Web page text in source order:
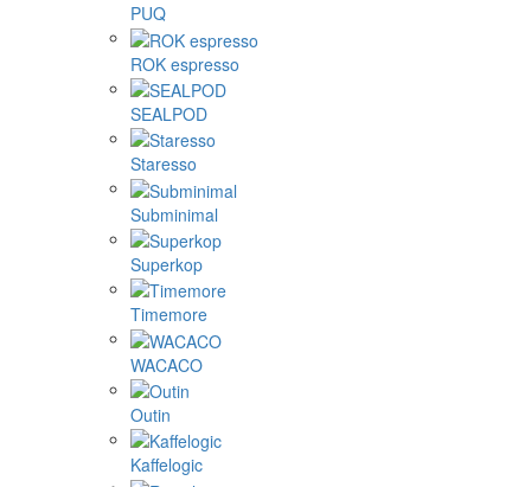
PUQ
ROK espresso
SEALPOD
Staresso
Subminimal
Superkop
Timemore
WACACO
Outin
Kaffelogic